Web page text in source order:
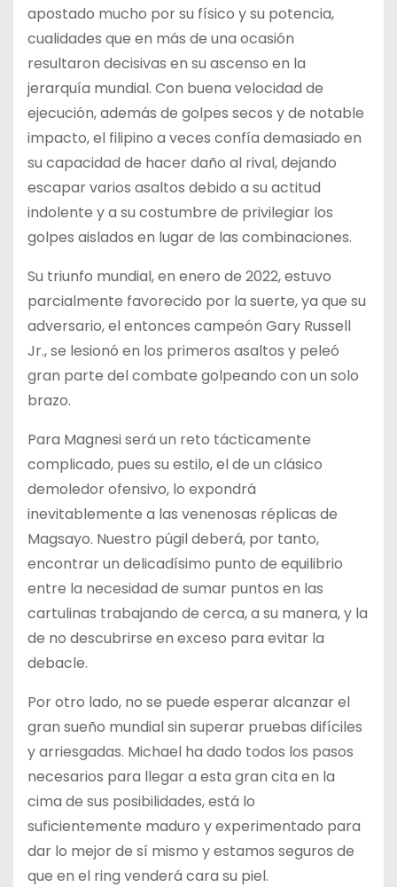
apostado mucho por su físico y su potencia,
cualidades que en más de una ocasión
resultaron decisivas en su ascenso en la
jerarquía mundial. Con buena velocidad de
ejecución, además de golpes secos y de notable
impacto, el filipino a veces confía demasiado en
su capacidad de hacer daño al rival, dejando
escapar varios asaltos debido a su actitud
indolente y a su costumbre de privilegiar los
golpes aislados en lugar de las combinaciones.
Su triunfo mundial, en enero de 2022, estuvo
parcialmente favorecido por la suerte, ya que su
adversario, el entonces campeón Gary Russell
Jr., se lesionó en los primeros asaltos y peleó
gran parte del combate golpeando con un solo
brazo.
Para Magnesi será un reto tácticamente
complicado, pues su estilo, el de un clásico
demoledor ofensivo, lo expondrá
inevitablemente a las venenosas réplicas de
Magsayo. Nuestro púgil deberá, por tanto,
encontrar un delicadísimo punto de equilibrio
entre la necesidad de sumar puntos en las
cartulinas trabajando de cerca, a su manera, y la
de no descubrirse en exceso para evitar la
debacle.
Por otro lado, no se puede esperar alcanzar el
gran sueño mundial sin superar pruebas difíciles
y arriesgadas. Michael ha dado todos los pasos
necesarios para llegar a esta gran cita en la
cima de sus posibilidades, está lo
suficientemente maduro y experimentado para
dar lo mejor de sí mismo y estamos seguros de
que en el ring venderá cara su piel.